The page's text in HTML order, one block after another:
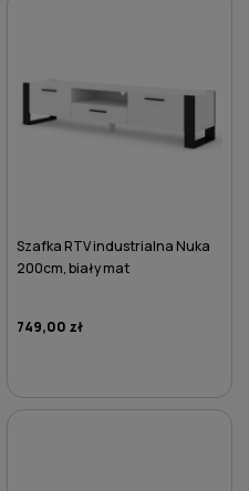
Szafka RTV industrialna Nuka
200cm, biały mat
749,00 zł